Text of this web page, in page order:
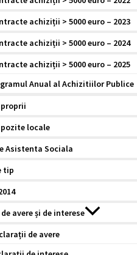
achiziții > 5000 euro – 2023
achiziții > 5000 euro – 2024
achiziții > 5000 euro – 2025
Anual al Achizitiilor Publice
locale
Asistenta Sociala
tip
avere și de interese
de avere